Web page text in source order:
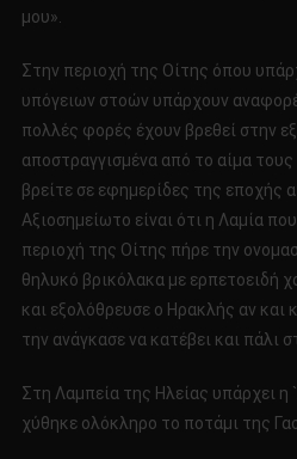
μου».
Στην περιοχή της Οίτης όπου
υπόγειων στοών υπάρχουν
πολλές φορές έχουν βρεθεί στην
αποστραγγισμένα από το αίμα
βρείτε σε εφημερίδες της εποχής
Αξιοσημείωτο είναι ότι η Λαμία
περιοχή της Οίτης πήρε την
θηλυκό βρικόλακα με ερπετοειδή
και εξολόθρευσε ο Ηρακλής αν και
την ανάγκασε να κατέβει και πάλι
Στη Λαμπεία της Ηλείας υπάρχει
χύθηκε ολόκληρο το ποτάμι της